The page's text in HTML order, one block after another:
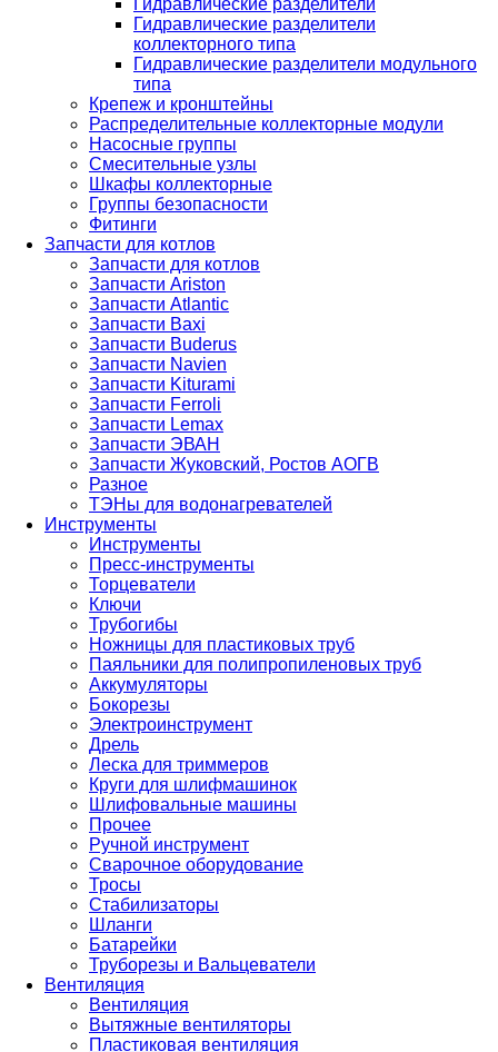
Гидравлические разделители
Гидравлические разделители
коллекторного типа
Гидравлические разделители модульного
типа
Крепеж и кронштейны
Распределительные коллекторные модули
Насосные группы
Смесительные узлы
Шкафы коллекторные
Группы безопасности
Фитинги
Запчасти для котлов
Запчасти для котлов
Запчасти Ariston
Запчасти Atlantic
Запчасти Baxi
Запчасти Buderus
Запчасти Navien
Запчасти Kiturami
Запчасти Ferroli
Запчасти Lemax
Запчасти ЭВАН
Запчасти Жуковский, Ростов АОГВ
Разное
ТЭНы для водонагревателей
Инструменты
Инструменты
Пресс-инструменты
Торцеватели
Ключи
Трубогибы
Ножницы для пластиковых труб
Паяльники для полипропиленовых труб
Аккумуляторы
Бокорезы
Электроинструмент
Дрель
Леска для триммеров
Круги для шлифмашинок
Шлифовальные машины
Прочее
Ручной инструмент
Сварочное оборудование
Тросы
Стабилизаторы
Шланги
Батарейки
Труборезы и Вальцеватели
Вентиляция
Вентиляция
Вытяжные вентиляторы
Пластиковая вентиляция